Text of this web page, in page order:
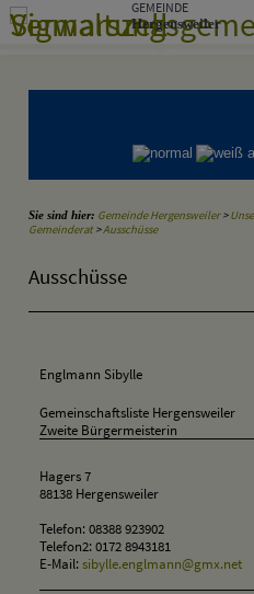
Zum Inhalt zur Navigationoder
GEMEINDE
Hergensweiler
Gemeinde Hergensweiler Gemeinde
Sie sind hier: Gemeinde Hergensweiler>
Gemeinderat>Ausschüsse
Ausschüsse
Englmann Sibylle
Gemeinschaftsliste Hergensweiler
Zweite Bürgermeisterin
Hagers 7
88138 Hergensweiler
Telefon: 08388 923902
Telefon2: 0172 8943181
E-Mail:sibylle.englmann@gmx.net